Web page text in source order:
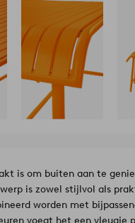
is om buiten aan te
is zowel stijlvol als
worden met
voegt het een vleugje